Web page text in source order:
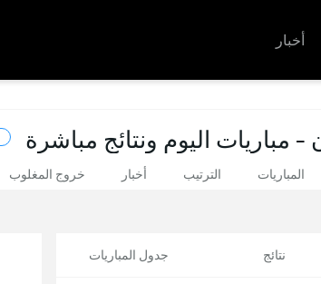
أخبار
- مباريات اليوم ونتائج مباشرة
المباريات الترتيب أخبار خروج المغلوب
نتائج جدول المباريات